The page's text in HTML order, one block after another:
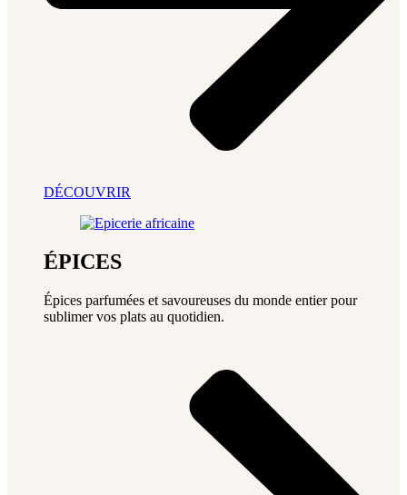
DÉCOUVRIR
ÉPICES
Épices parfumées et savoureuses du monde entier pour
sublimer vos plats au quotidien.